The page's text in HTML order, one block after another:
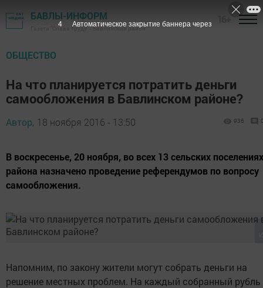
БАВЛЫ-ИНФОРМ
Газета "Слава труду" - Бавлинский район
ОБЩЕСТВО
На что планируется потратить деньги
самообложения в Бавлинском районе?
Автор, 18 ноября 2016 - 13:50 936
В воскресенье, 20 ноября, во всех 13 сельских поселениях
района назначено проведение референдумов по вопросу
самообложения.
Напомним, по закону жители могут собрать деньги на
решение местных проблем. На каждый собранный рубль
3 Автоматическое закрытие баннера через